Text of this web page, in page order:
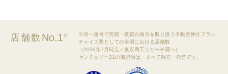
店舗数 No.1※
※同一屋号で売買・賃貸の両方を取り扱う不動産仲介フラン
チャイズ業としての全国における店舗数
（2026年7月時点／東京商工リサーチ調べ）
センチュリー21の加盟店は、すべて独立・自営です。